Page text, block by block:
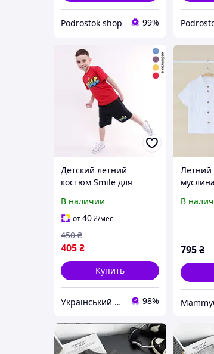
Podrostok shop 99%
Детский летний
костюм Smile для
шорты, комплект для
детей 122-146 см
В наличии
от40₴/мес
405₴
450 ₴
Купить
Український виробник дитячого одягу "Arisha" 98%
Летний
Белый
В
795₴